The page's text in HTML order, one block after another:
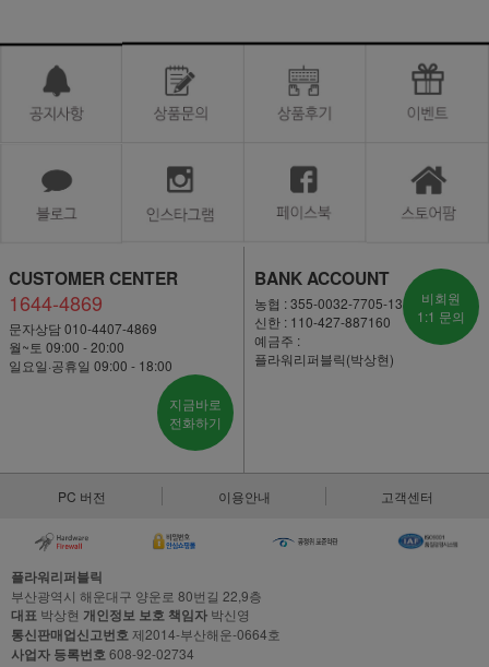
CUSTOMER CENTER
1644-4869
문자상담 010-4407-4869
월~토 09:00 - 20:00
일요일·공휴일 09:00 - 18:00
지금바로
전화하기
BANK ACCOUNT
농협 : 355-0032-7705-13
신한 : 110-427-887160
예금주 :
플라워리퍼블릭(박상현)
비회원
1:1 문의
PC 버전 이용안내 고객센터
플라워리퍼블릭
부산광역시 해운대구 양운로 80번길 22,9층
대표 박상현 개인정보 보호 책임자 박신영
통신판매업신고번호제2014-부산해운-0664호
사업자 등록번호608-92-02734